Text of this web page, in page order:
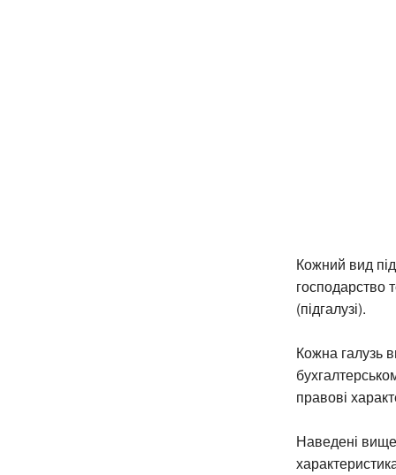
Кожний вид
господарство
(підгалузі).
Кожна галузь
правові
Наведені